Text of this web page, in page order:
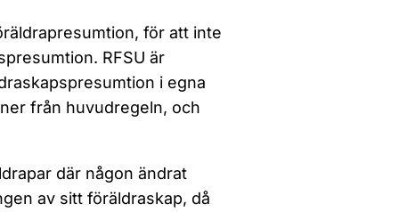
för att inte
RFSU är
i egna
från huvudregeln, och
där någon ändrat
av sitt föräldraskap, då